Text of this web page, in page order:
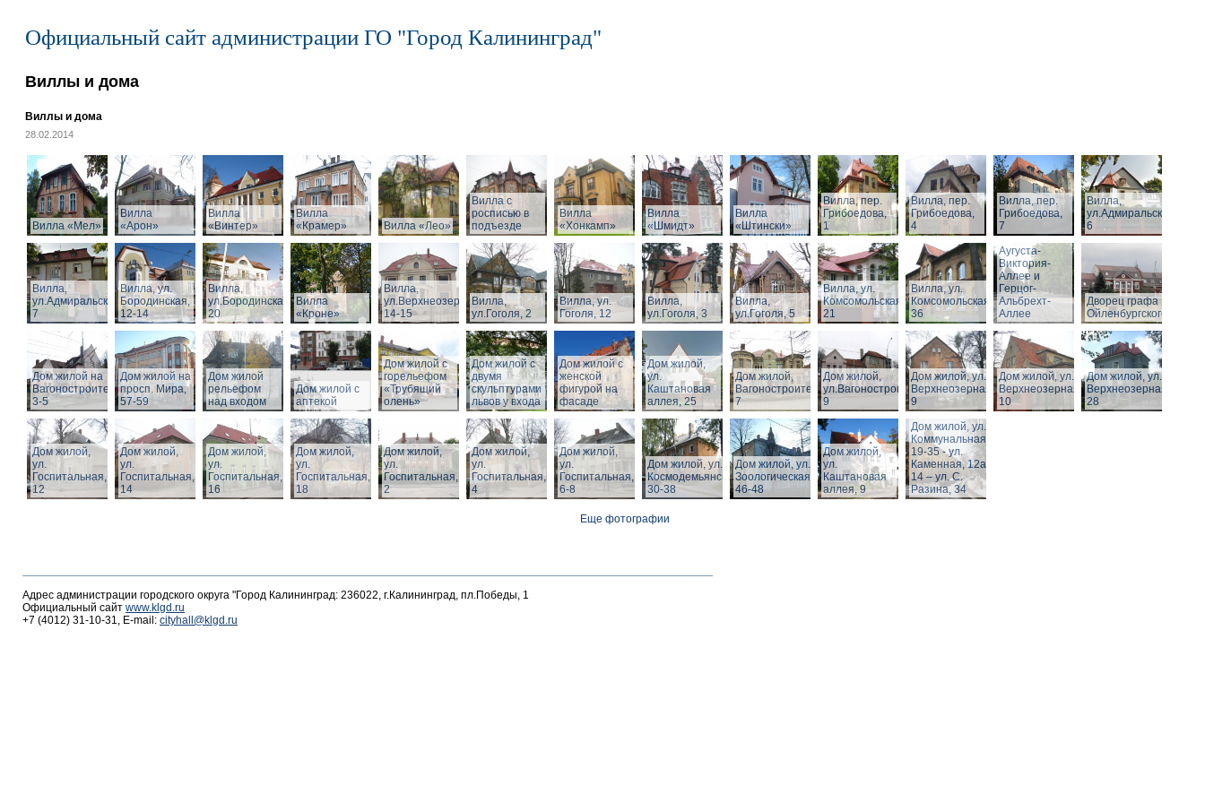
Официальный сайт администрации ГО "Город Калининград"
Виллы и дома
Виллы и дома
28.02.2014
Вилла «Мел»
Вилла
«Арон»
Вилла
«Винтер»
Вилла
«Крамер»
Вилла «Лео»
Вилла с
росписью в
подъезде
Вилла
«Хонкамп»
Вилла
«Шмидт»
Вилла
«Штински»
Вилла, пер.
Грибоедова,
1
Вилла, пер.
Грибоедова,
4
Вилла, пер.
Грибоедова,
7
Вилла,
ул.Адмиральская,
6
Вилла,
ул.Адмиральская,
7
Вилла, ул.
Бородинская,
12-14
Вилла,
ул.Бородинская,
20
Вилла
«Кроне»
Вилла,
ул.Верхнеозерная,
14-15
Вилла,
ул.Гоголя, 2
Вилла, ул.
Гоголя, 12
Вилла,
ул.Гоголя, 3
Вилла,
ул.Гоголя, 5
Вилла, ул.
Комсомольская,
21
Вилла, ул.
Комсомольская,
36
Виллы по
Аугуста-
Виктория-
Аллее и
Герцог-
Альбрехт-
Аллее
Дворец графа
Ойленбургского
Дом жилой на
Вагоностроительной
3-5
Дом жилой на
просп. Мира,
57-59
Дом жилой
рельефом
над входом
Дом жилой с
аптекой
Дом жилой с
горельефом
«Трубящий
олень»
Дом жилой с
двумя
скульптурами
львов у входа
Дом жилой с
женской
фигурой на
фасаде
Дом жилой,
ул.
Каштановая
аллея, 25
Дом жилой,
Вагоностроительная,
7
Дом жилой,
ул.Вагоностроительная,
9
Дом жилой, ул.
Верхнеозерная,
9
Дом жилой, ул.
Верхнеозерная,
10
Дом жилой, ул.
Верхнеозерная,
28
Дом жилой,
ул.
Госпитальная,
12
Дом жилой,
ул.
Госпитальная,
14
Дом жилой,
ул.
Госпитальная,
16
Дом жилой,
ул.
Госпитальная,
18
Дом жилой,
ул.
Госпитальная,
2
Дом жилой,
ул.
Госпитальная,
4
Дом жилой,
ул.
Госпитальная,
6-8
Дом жилой, ул. З.
Космодемьянской
30-38
Дом жилой, ул.
Зоологическая,
46-48
Дом жилой,
ул.
Каштановая
аллея, 9
Дом жилой, ул.
Коммунальная,
19-35 - ул.
Каменная, 12а,
14 – ул. С.
Разина, 34
Еще фотографии
Адрес администрации городского округа "Город Калининград: 236022, г.Калининград, пл.Победы, 1
Официальный сайт www.klgd.ru
+7 (4012) 31-10-31, E-mail: cityhall@klgd.ru